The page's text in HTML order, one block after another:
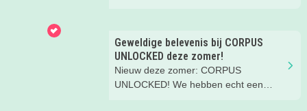
ontspannen met een lekkere lunch op
het strand en een duik in zee. Heerlijk!
Geweldige belevenis bij CORPUS
UNLOCKED deze zomer!
Nieuw deze zomer: CORPUS
UNLOCKED! We hebben echt een